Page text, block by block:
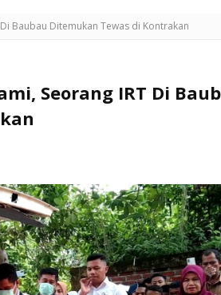
Baubau Ditemukan Tewas di Kontrakan
Seorang IRT Di